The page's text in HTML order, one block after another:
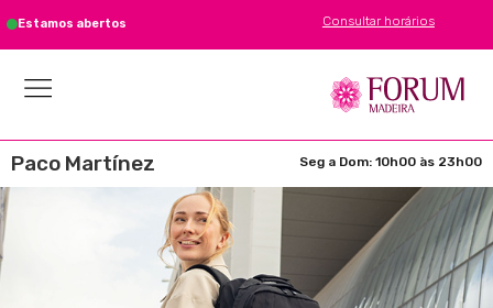
Estamos abertos Consultar horários
Paco Martínez Seg a Dom: 10h00 às 23h00